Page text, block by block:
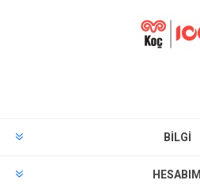
BILGI
HESABIM